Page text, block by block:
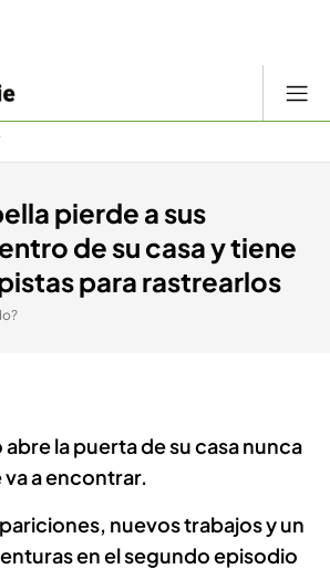
pierde a sus
de su casa y tiene
para rastrearlos
la puerta de su casa nunca
va a encontrar.
nuevos trabajos y un
en el segundo episodio